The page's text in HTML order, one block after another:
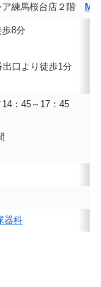
ア練馬桜台店２階
8分
口より徒歩1分
14：45～17：45
器科